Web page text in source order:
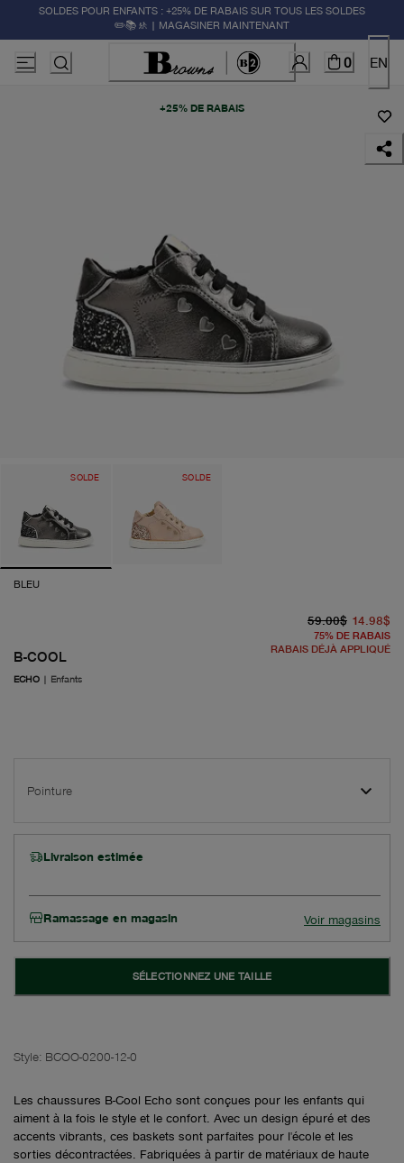
SOLDES POUR ENFANTS : +25% DE RABAIS SUR TOUS LES SOLDES
✏️📚🚸 | MAGASINER MAINTENANT
0 EN
+25% DE RABAIS
SOLDE SOLDE
BLEU
B-COOL
ECHO | Enfants
59.00$ 14.98$
75% DE RABAIS
RABAIS DÉJÀ APPLIQUÉ
Pointure
Livraison estimée
Ramassage en magasin Voir magasins
SÉLECTIONNEZ UNE TAILLE
Style: BCOO-0200-12-0
Les chaussures B-Cool Echo sont conçues pour les enfants qui
aiment à la fois le style et le confort. Avec un design épuré et des
accents vibrants, ces baskets sont parfaites pour l'école et les
sorties décontractées. Fabriquées à partir de matériaux de haute